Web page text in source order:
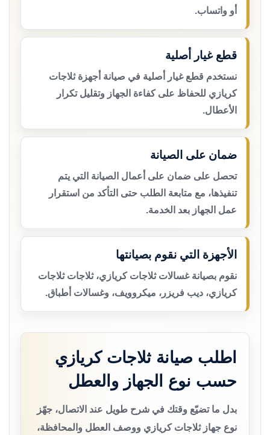
أو واتساب.
قطع غيار أصلية
نستخدم قطع غيار أصلية في صيانة أجهزة ثلاجات
كريازي للحفاظ على كفاءة الجهاز وتقليل تكرار
الأعطال.
ضمان على الصيانة
تحصل على ضمان على أعمال الصيانة التي يتم
تنفيذها، مع متابعة الطلب حتى التأكد من استقرار
عمل الجهاز بعد الخدمة.
الأجهزة التي نقوم بصيانتها
نقوم بصيانة غسالات ثلاجات كريازي، ثلاجات ثلاجات
كريازي، ديب فريزر، ميكروويف، وغسالات أطباق.
اطلب صيانة ثلاجات كريازي
حسب نوع الجهاز والعطل
بدل ما تضيّع وقتك في شرح طويل عند الاتصال، جهّز
نوع جهاز ثلاجات كريازي ووصف العطل والمحافظة،